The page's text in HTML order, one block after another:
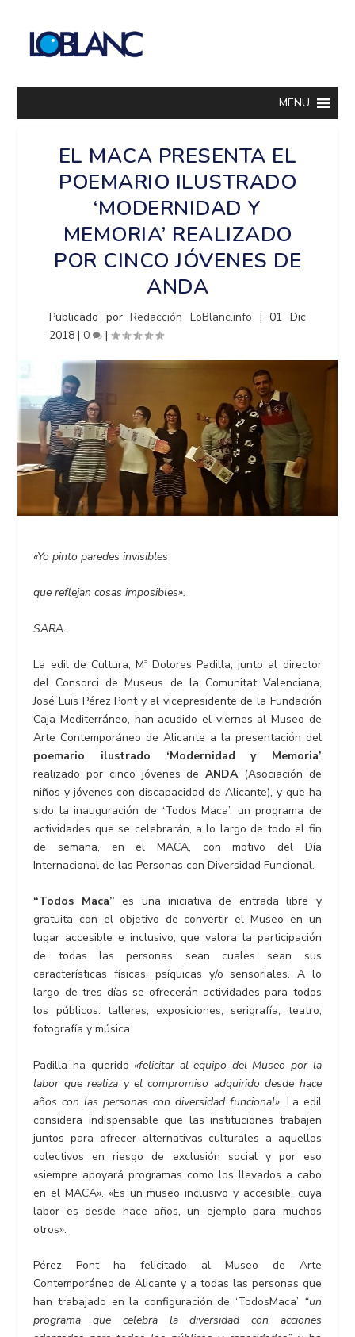
MENU
EL MACA PRESENTA EL
POEMARIO ILUSTRADO
‘MODERNIDAD Y
MEMORIA’ REALIZADO
POR CINCO JÓVENES DE
ANDA
Publicado porRedacción LoBlanc.info |01 Dic
2018 |0 |
«Yo pinto paredes invisibles
que reflejan cosas imposibles».
SARA.
La edil de Cultura, Mª Dolores Padilla, junto al director
del Consorci de Museus de la Comunitat Valenciana,
José Luis Pérez Pont y al vicepresidente de la Fundación
Caja Mediterráneo, han acudido el viernes al Museo de
Arte Contemporáneo de Alicante a la presentación del
poemario ilustrado ‘Modernidad y Memoria’
realizado por cinco jóvenes deANDA(Asociación de
niños y jóvenes con discapacidad de Alicante), y que ha
sido la inauguración de ‘Todos Maca’, un programa de
actividades que se celebrarán, a lo largo de todo el fin
de semana, en el MACA, con motivo del Día
Internacional de las Personas con Diversidad Funcional.
“Todos Maca” es una iniciativa de entrada libre y
gratuita con el objetivo de convertir el Museo en un
lugar accesible e inclusivo, que valora la participación
de todas las personas sean cuales sean sus
características físicas, psíquicas y/o sensoriales. A lo
largo de tres días se ofrecerán actividades para todos
los públicos: talleres, exposiciones, serigrafía, teatro,
fotografía y música.
Padilla ha querido «felicitar al equipo del Museo por la
labor que realiza y el compromiso adquirido desde hace
años con las personas con diversidad funcional». La edil
considera indispensable que las instituciones trabajen
juntos para ofrecer alternativas culturales a aquellos
colectivos en riesgo de exclusión social y por eso
«siempre apoyará programas como los llevados a cabo
en el MACA». «Es un museo inclusivo y accesible, cuya
labor es desde hace años, un ejemplo para muchos
otros».
Pérez Pont ha felicitado al Museo de Arte
Contemporáneo de Alicante y a todas las personas que
han trabajado en la configuración de ‘TodosMaca’ “un
programa que celebra la diversidad con acciones